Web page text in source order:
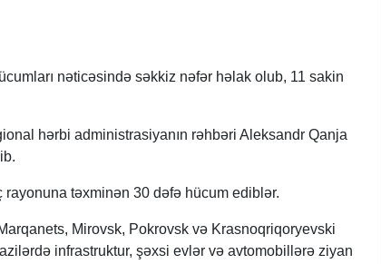
nəticəsində səkkiz nəfər həlak olub, 11 sakin
hərbi administrasiyanın rəhbəri Aleksandr Qanja
təxminən 30 dəfə hücum ediblər.
Mirovsk, Pokrovsk və Krasnoqriqoryevski
infrastruktur, şəxsi evlər və avtomobillərə ziyan